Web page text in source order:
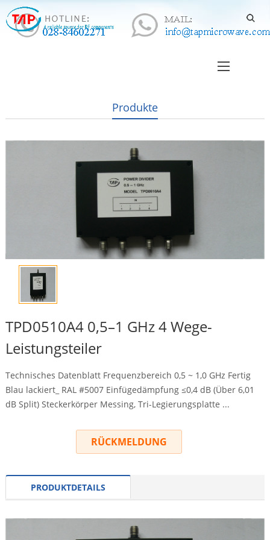
Produkte
TPD0510A4 0,5–1 GHz 4 Wege-
Leistungsteiler
Technisches Datenblatt Frequenzbereich 0,5 ~ 1,0 GHz Fertig
Blau lackiert_ RAL #5007 Einfügedämpfung ≤0,4 dB (Über 6,01
dB Split) Steckerkörper Messing, Tri-Legierungsplatte ...
RÜCKMELDUNG
PRODUKTDETAILS